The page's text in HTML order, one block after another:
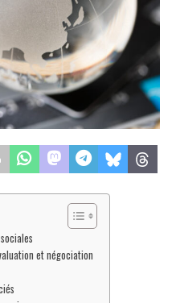
et négociation